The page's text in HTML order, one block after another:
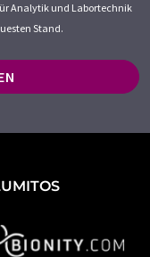
Analytik und Labortechnik
Stand.